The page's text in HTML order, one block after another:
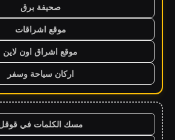
صحيفة برق
موقع اشراقات
موقع اشراق اون لاين
اركان سياحة وسفر
مسك الكلمات في